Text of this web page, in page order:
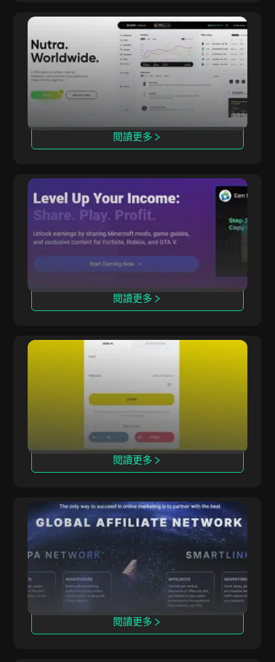
dr.cash
擁有6年經驗的 dr.cash 提供超過2000款營養品，
覆蓋包括偏遠地區在內的200多個區域。
閱讀更多
CPALead
CPALead 專注於移動應用推廣，提供實時競價平
閱讀更多
Offerrum 自2010年起運營，提供2000個推廣項
目，其中250個為聯盟夥伴專屬。
閱讀更多
ClickDealer
ClickDealer 通過多領域（如電商和健康）提升活
動投資回報率。
閱讀更多